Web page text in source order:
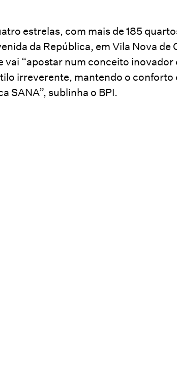
estrelas, com mais de 185
da República, em Vila Nova de
vai “apostar num conceito
irreverente, mantendo o conforto
SANA”, sublinha o BPI.